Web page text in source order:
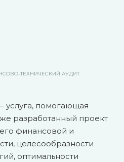
ТЕХНИЧЕСКИЙ АУДИТ
– услуга, помогающая
разработанный проект
финансовой и
целесообразности
оптимальности